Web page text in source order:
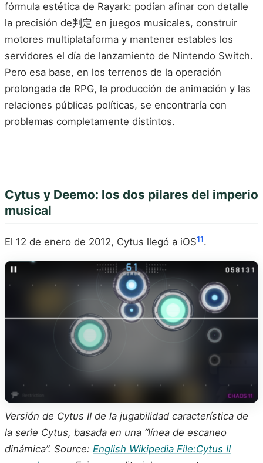
fórmula estética de Rayark: podían afinar con detalle
la precisión de判定 en juegos musicales, construir
motores multiplataforma y mantener estables los
servidores el día de lanzamiento de Nintendo Switch.
Pero esa base, en los terrenos de la operación
prolongada de RPG, la producción de animación y las
relaciones públicas políticas, se encontraría con
problemas completamente distintos.
Cytus y Deemo: los dos pilares del imperio
musical
El 12 de enero de 2012, Cytus llegó a iOS11.
Versión de Cytus II de la jugabilidad característica de
la serie Cytus, basada en una “línea de escaneo
dinámica”. Source: English Wikipedia File:Cytus II